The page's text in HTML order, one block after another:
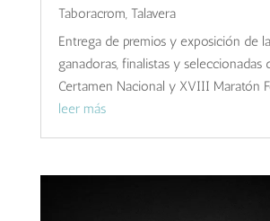
Taboracrom, Talavera
Entrega de premios y exposición de
ganadoras, finalistas y seleccionadas
Certamen Nacional y XVIII Maratón
leer más